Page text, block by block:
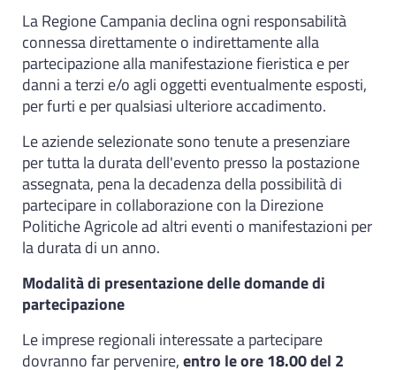
La Regione Campania declina ogni responsabilità
connessa direttamente o indirettamente alla
partecipazione alla manifestazione fieristica e per
danni a terzi e/o agli oggetti eventualmente esposti,
per furti e per qualsiasi ulteriore accadimento.
Le aziende selezionate sono tenute a presenziare
per tutta la durata dell'evento presso la postazione
assegnata, pena la decadenza della possibilità di
partecipare in collaborazione con la Direzione
Politiche Agricole ad altri eventi o manifestazioni per
la durata di un anno.
Modalità di presentazione delle domande di
partecipazione
Le imprese regionali interessate a partecipare
dovranno far pervenire,entro le ore 18.00 del 2